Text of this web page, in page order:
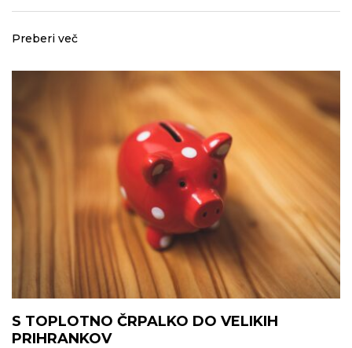
Preberi več
S TOPLOTNO ČRPALKO DO VELIKIH
PRIHRANKOV